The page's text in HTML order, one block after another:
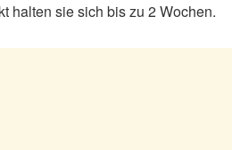
halten sie sich bis zu 2 Wochen.